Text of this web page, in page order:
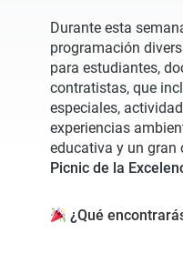
Durante esta
programación
para estudiantes,
contratistas, que
especiales,
experiencias
educativa y un gran
Picnic de la
¿Qué